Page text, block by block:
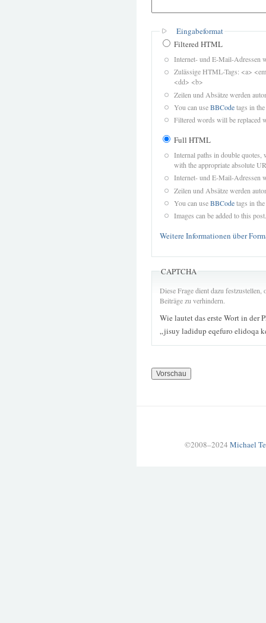
Eingabeformat
Filtered HTML
Internet- und E-Mail-Adressen
Zulässige HTML-Tags: <a>
<dd> <b>
Zeilen und Absätze werden
You can useBBCodetags in
Filtered words will be replaced
Full HTML
Internal paths in double quotes,
with the appropriate absolute
Internet- und E-Mail-Adressen
Zeilen und Absätze werden
You can useBBCodetags in
Images can be added to this post.
Weitere Informationen über
CAPTCHA
Diese Frage dient dazu
Beiträge zu verhindern.
Wie lautet das erste Wort in der
„jisuy ladidup eqefuro elidoqa
©2008–2024 Michael